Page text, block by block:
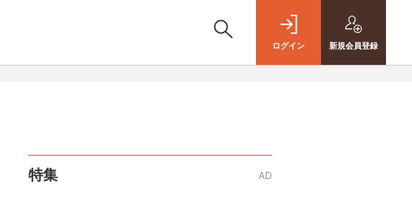
ログイン 新規会員登録
特集 AD